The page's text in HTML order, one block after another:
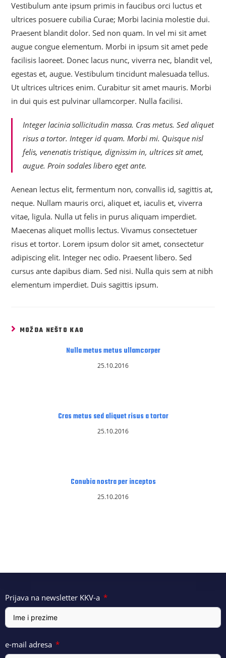
Vestibulum ante ipsum primis in faucibus orci luctus et
ultrices posuere cubilia Curae; Morbi lacinia molestie dui.
Praesent blandit dolor. Sed non quam. In vel mi sit amet
augue congue elementum. Morbi in ipsum sit amet pede
facilisis laoreet. Donec lacus nunc, viverra nec, blandit vel,
egestas et, augue. Vestibulum tincidunt malesuada tellus.
Ut ultrices ultrices enim. Curabitur sit amet mauris. Morbi
in dui quis est pulvinar ullamcorper. Nulla facilisi.
Integer lacinia sollicitudin massa. Cras metus. Sed aliquet
risus a tortor. Integer id quam. Morbi mi. Quisque nisl
felis, venenatis tristique, dignissim in, ultrices sit amet,
augue. Proin sodales libero eget ante.
Aenean lectus elit, fermentum non, convallis id, sagittis at,
neque. Nullam mauris orci, aliquet et, iaculis et, viverra
vitae, ligula. Nulla ut felis in purus aliquam imperdiet.
Maecenas aliquet mollis lectus. Vivamus consectetuer
risus et tortor. Lorem ipsum dolor sit amet, consectetur
adipiscing elit. Integer nec odio. Praesent libero. Sed
cursus ante dapibus diam. Sed nisi. Nulla quis sem at nibh
elementum imperdiet. Duis sagittis ipsum.
MOŽDA NEŠTO KAO
Nulla metus metus ullamcorper
25.10.2016
Cras metus sed aliquet risus a tortor
25.10.2016
Conubia nostra per inceptos
25.10.2016
Prijava na newsletter KKV-a
e-mail adresa